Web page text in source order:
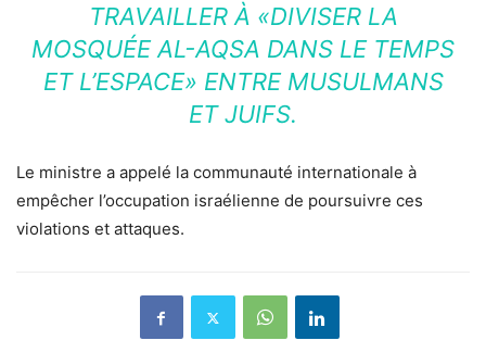
TRAVAILLER À «DIVISER LA
MOSQUÉE AL-AQSA DANS LE TEMPS
ET L’ESPACE» ENTRE MUSULMANS
ET JUIFS.
Le ministre a appelé la communauté internationale à
empêcher l’occupation israélienne de poursuivre ces
violations et attaques.